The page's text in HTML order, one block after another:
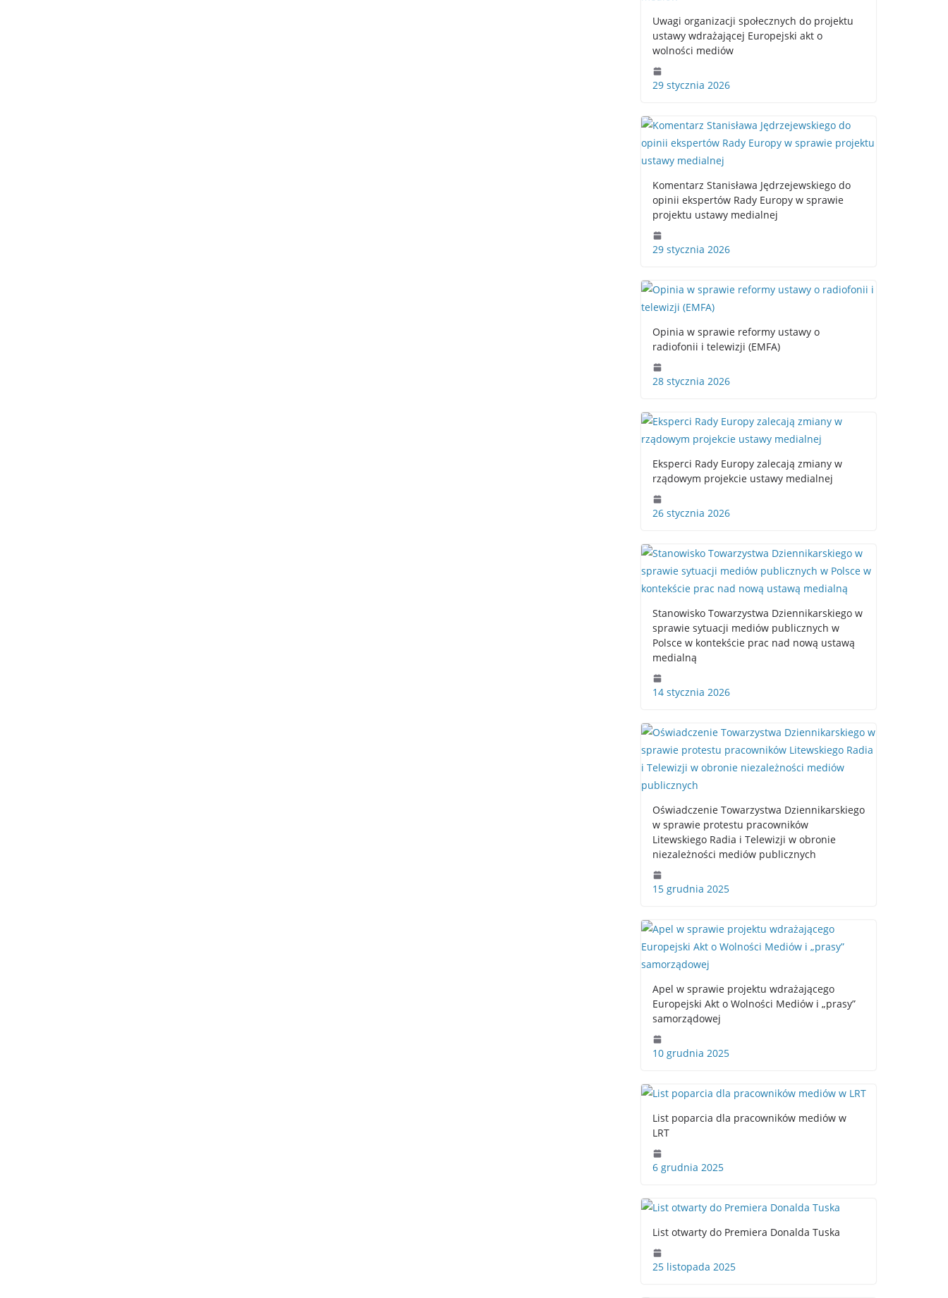
Uwagi organizacji społecznych do projektu
ustawy wdrażającej Europejski akt o
wolności mediów
29 stycznia 2026
Komentarz Stanisława Jędrzejewskiego do
opinii ekspertów Rady Europy w sprawie
projektu ustawy medialnej
29 stycznia 2026
Opinia w sprawie reformy ustawy o
radiofonii i telewizji (EMFA)
28 stycznia 2026
Eksperci Rady Europy zalecają zmiany w
rządowym projekcie ustawy medialnej
26 stycznia 2026
Stanowisko Towarzystwa Dziennikarskiego w
sprawie sytuacji mediów publicznych w
Polsce w kontekście prac nad nową ustawą
medialną
14 stycznia 2026
Oświadczenie Towarzystwa Dziennikarskiego
w sprawie protestu pracowników
Litewskiego Radia i Telewizji w obronie
niezależności mediów publicznych
15 grudnia 2025
Apel w sprawie projektu wdrażającego
Europejski Akt o Wolności Mediów i „prasy”
samorządowej
10 grudnia 2025
List poparcia dla pracowników mediów w
LRT
6 grudnia 2025
List otwarty do Premiera Donalda Tuska
25 listopada 2025